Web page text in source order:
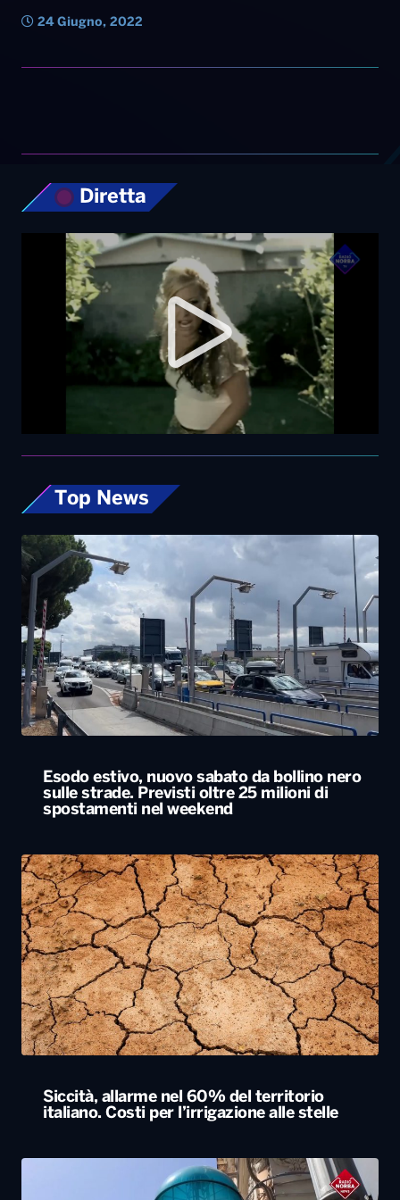
24 Giugno, 2022
Diretta
Top News
Esodo estivo, nuovo sabato da bollino nero
sulle strade. Previsti oltre 25 milioni di
spostamenti nel weekend
Siccità, allarme nel 60% del territorio
italiano. Costi per l’irrigazione alle stelle